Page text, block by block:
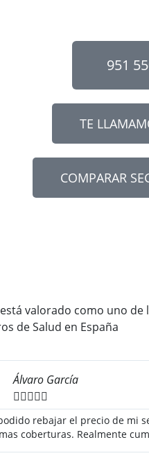
951
TE
COMPARAR
valorado como uno de
de Salud en España
Álvaro García

rebajar el precio de mi
coberturas. Realmente